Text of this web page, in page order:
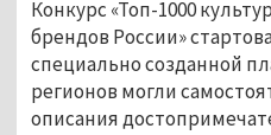
Конкурс «Топ-1000
брендов России»
специально созданной
регионов могли
описания